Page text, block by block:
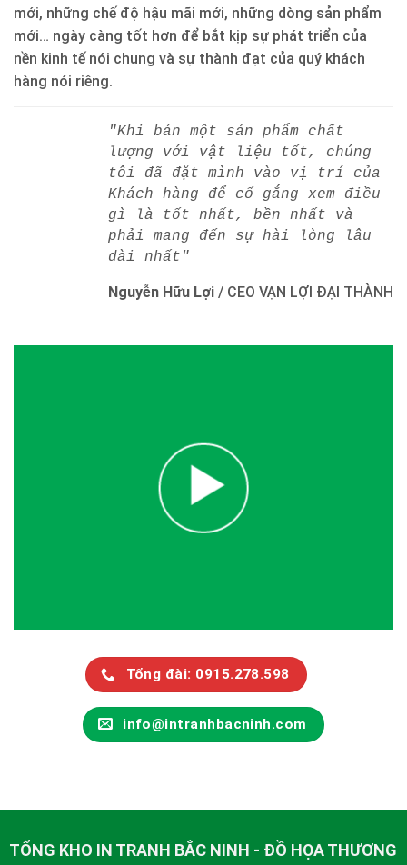
mới, những chế độ hậu mãi mới, những dòng sản phẩm
mới… ngày càng tốt hơn để bắt kịp sự phát triển của
nền kinh tế nói chung và sự thành đạt của quý khách
hàng nói riêng.
"Khi bán một sản phẩm chất
lượng với vật liệu tốt, chúng
tôi đã đặt mình vào vị trí của
Khách hàng để cố gắng xem điều
gì là tốt nhất, bền nhất và
phải mang đến sự hài lòng lâu
dài nhất"
Nguyễn Hữu Lợi / CEO VẠN LỢI ĐẠI THÀNH
Tổng đài: 0915.278.598
info@intranhbacninh.com
TỔNG KHO IN TRANH BẮC NINH - ĐỒ HỌA THƯƠNG